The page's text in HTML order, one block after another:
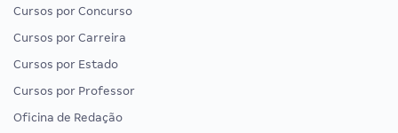
Cursos por Concurso
Cursos por Carreira
Cursos por Estado
Cursos por Professor
Oficina de Redação